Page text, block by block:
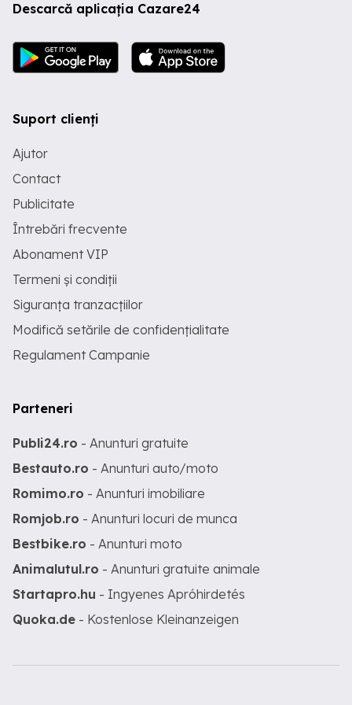
Descarcă aplicația Cazare24
Suport clienți
Ajutor
Contact
Publicitate
Întrebări frecvente
Abonament VIP
Termeni și condiții
Siguranța tranzacțiilor
Modifică setările de confidențialitate
Regulament Campanie
Parteneri
Publi24.ro - Anunturi gratuite
Bestauto.ro - Anunturi auto/moto
Romimo.ro - Anunturi imobiliare
Romjob.ro - Anunturi locuri de munca
Bestbike.ro - Anunturi moto
Animalutul.ro - Anunturi gratuite animale
Startapro.hu - Ingyenes Apróhirdetés
Quoka.de - Kostenlose Kleinanzeigen